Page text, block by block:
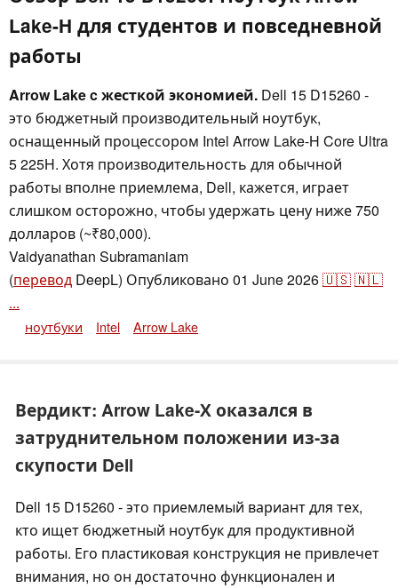
Lake-H для студентов и повседневной
работы
Arrow Lake c жесткой экономией. Dell 15 D15260 -
это бюджетный производительный ноутбук,
оснащенный процессором Intel Arrow Lake-H Core Ultra
5 225H. Хотя производительность для обычной
работы вполне приемлема, Dell, кажется, играет
слишком осторожно, чтобы удержать цену ниже 750
долларов (~₹80,000).
Vaidyanathan Subramaniam
(перевод DeepL) Опубликовано 01 June 2026🇺🇸🇳🇱
...
ноутбуки Intel Arrow Lake
Вердикт: Arrow Lake-Х оказался в
затруднительном положении из-за
скупости Dell
Dell 15 D15260 - это приемлемый вариант для тех,
кто ищет бюджетный ноутбук для продуктивной
работы. Его пластиковая конструкция не привлечет
внимания, но он достаточно функционален и